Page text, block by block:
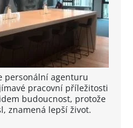
personální agenturu
pracovní příležitosti
budoucnost, protože
znamená lepší život.